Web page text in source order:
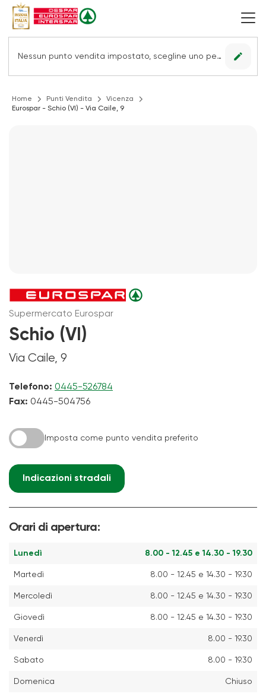
Nessun punto vendita impostato, scegline uno per vedere le offerte. edit
Home Punti Vendita
Vicenza
Eurospar - Schio (VI) - Via Caile, 9
Supermercato Eurospar
Schio (VI)
Via Caile, 9
Telefono: 0445-526784
Fax: 0445-504756
Imposta come punto vendita preferito
Indicazioni stradali
Orari di apertura:
Lunedì 8.00 - 12.45 e 14.30 - 19.30
Martedì 8.00 - 12.45 e 14.30 - 19.30
Mercoledì 8.00 - 12.45 e 14.30 - 19.30
Giovedì 8.00 - 12.45 e 14.30 - 19.30
Venerdì 8.00 - 19.30
Sabato 8.00 - 19.30
Domenica Chiuso